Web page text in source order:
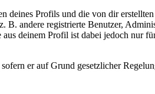
deines Profils und die von dir
andere registrierte Benutzer,
deinem Profil ist dabei jedoch nur
er auf Grund gesetzlicher